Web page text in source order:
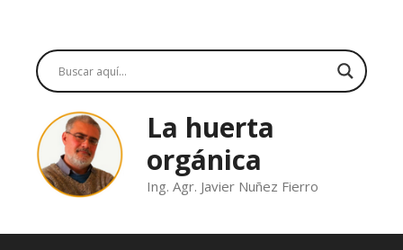
contenido
La huerta
orgánica
Ing. Agr. Javier Nuñez Fierro